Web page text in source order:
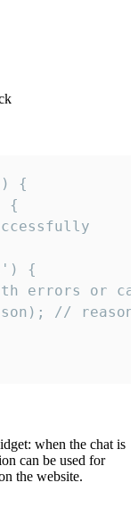
{
{
{
errors or
//
when the chat is
can be used for
the website.